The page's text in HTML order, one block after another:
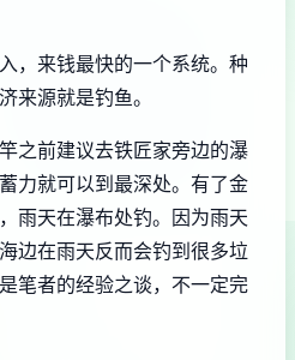
，来钱最快的一个系统。种
来源就是钓鱼。
之前建议去铁匠家旁边的瀑
力就可以到最深处。有了金
雨天在瀑布处钓。因为雨天
边在雨天反而会钓到很多垃
笔者的经验之谈，不一定完